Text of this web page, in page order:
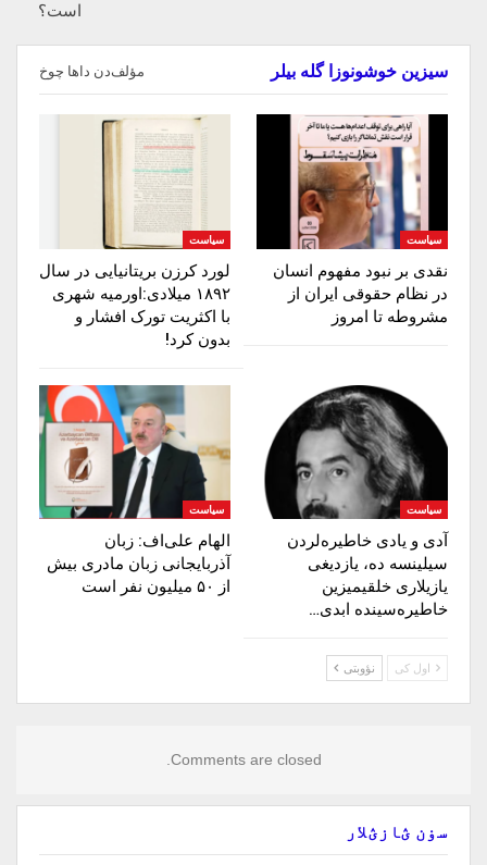
است؟
سیزین خوشونوزا گله بیلر مؤلف‌دن داها چوخ
سیاست
نقدی بر نبود مفهوم انسان
در نظام حقوقی ایران از
مشروطه تا امروز
سیاست
لورد کرزن بریتانیایی در سال
۱۸۹۲ میلادی:اورمیه شهری
با اکثریت تورک افشار و
بدون کرد!
سیاست
آدی و یادی خاطیره‌لردن
سیلینسه ده، یازدیغی
یازیلاری خلقیمیزین
خاطیره‌سینده ابدی…
سیاست
الهام علی‌اف: زبان
آذربایجانی زبان مادری بیش
از ۵۰ میلیون نفر است
اول کی نؤوبتی
Comments are closed.
سۏن ؽازؽلار